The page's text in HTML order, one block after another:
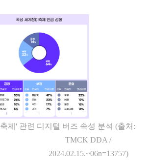
제 ' 관련 디지털 버즈 속성 분석 (출처 :
TMCK DDA /
2024.02.15.~06n=13757)